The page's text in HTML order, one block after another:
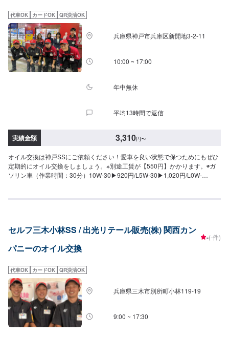
代車OK カードOK QR決済OK
兵庫県神戸市兵庫区新開地3-2-11
10:00 ~ 17:00
年中無休
平均13時間で返信
実績金額 3,310円〜
オイル交換は神戸SSにご依頼ください！愛車を良い状態で保つためにもぜひ
定期的にオイル交換をしましょう。※別途工賃が【550円】かかります。◉ガ
ソリン車（作業時間：30分）10W-30▶︎920円/L5W-30▶︎1,020円/L0W-
セルフ三木小林SS / 出光リテール販売(株) 関西カン
パニーのオイル交換
-(-件)
代車OK カードOK QR決済OK
兵庫県三木市別所町小林119-19
9:00 ~ 17:30